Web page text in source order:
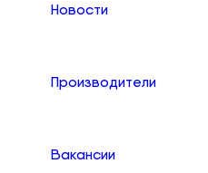
Новости
Производители
Вакансии